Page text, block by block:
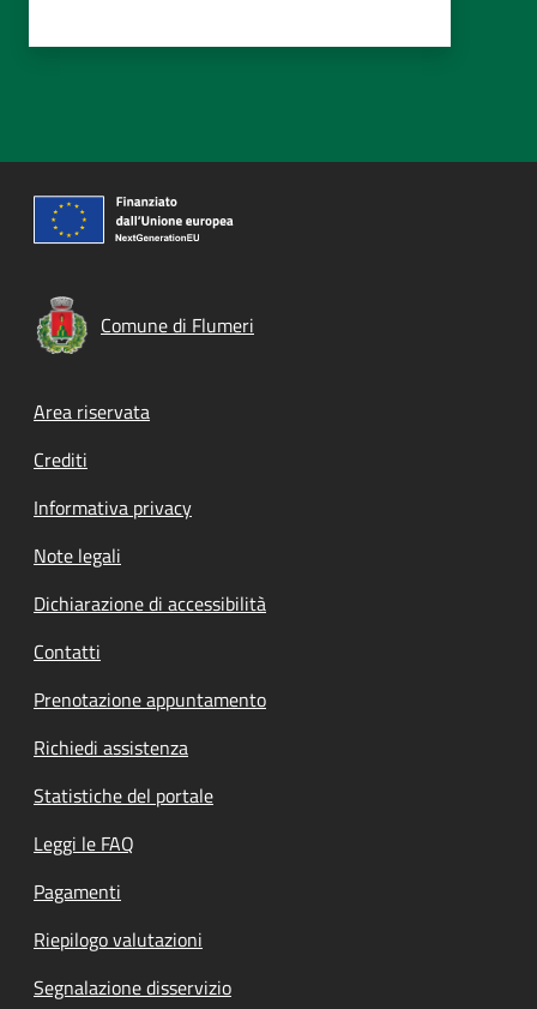
Comune di Flumeri
Footer menu
Area riservata
Crediti
Informativa privacy
Note legali
Dichiarazione di accessibilità
Contatti
Prenotazione appuntamento
Richiedi assistenza
Statistiche del portale
Leggi le FAQ
Pagamenti
Riepilogo valutazioni
Segnalazione disservizio